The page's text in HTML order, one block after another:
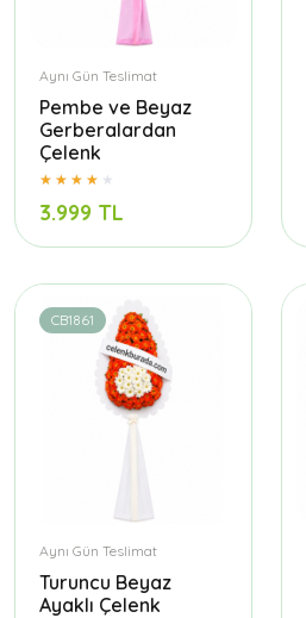
Aynı Gün Teslimat
Pembe ve Beyaz
Gerberalardan
Çelenk
3.999 TL
CB1861
Aynı Gün Teslimat
Turuncu Beyaz
Ayaklı Çelenk